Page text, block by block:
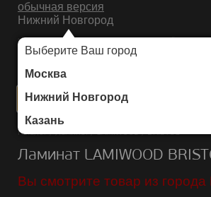
обычная версия
Нижний Новгород
Выберите Ваш город
Москва
Нижний Новгород
Казань
ИНТЕРНЕТ-МАГАЗИН НАПОЛЬНЫХ ПОКРЫТИЙ
Каталог/Ламинат/LAMIWOOD/BRISTOL
Ламинат LAMIWOOD
Вы смотрите товар из города